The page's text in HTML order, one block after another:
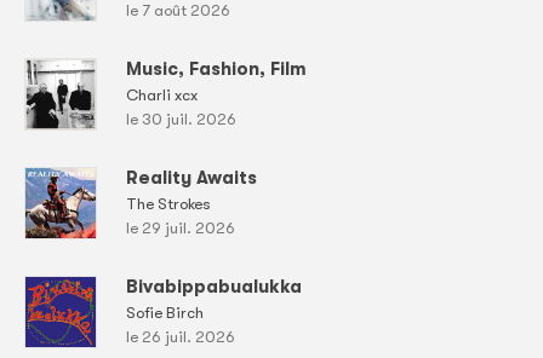
le 7 août 2026
Music, Fashion, Film
Charli xcx
le 30 juil. 2026
Reality Awaits
The Strokes
le 29 juil. 2026
Bivabippabualukka
Sofie Birch
le 26 juil. 2026